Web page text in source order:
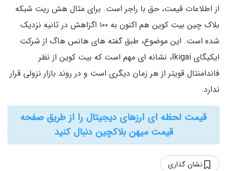
از اطلاعات قیمت، حق با راجر است. برای مثال هش ریت شبکه
بلاک چین بیت کوین هم اکنون به ۱۰۰ اگزاهش در ثانیه نزدیک
شده است. این موضوع، طبق گفته های هانس هاگ از شرکت
ایکیگای Ikigai، نشانه ای مهم است که بیت کوین از نظر
فاندامنتال قویتر از هر زمان دیگری است و در روند بازار نزولی قرار
ندارد.
قیمت لحظه ای ارزهای دیجیتال را از طریق صفحه
قیمت میهن بلاکچین دنبال کنید
نشان گذاری